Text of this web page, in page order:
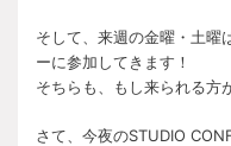
そして、来週の金曜・土曜
ーに参加してきます！
そちらも、もし来られる方
さて、今夜のSTUDIO